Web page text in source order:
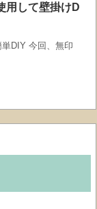
用して壁掛けD
DIY 今回、無印